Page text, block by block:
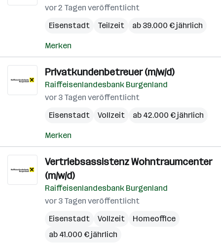
vor 2 Tagen veröffentlicht
Eisenstadt
Teilzeit ab 39.000 € jährlich
Merken
Privatkundenbetreuer (m/w/d)
Raiffeisenlandesbank Burgenland
vor 3 Tagen veröffentlicht
Eisenstadt
Vollzeit ab 42.000 € jährlich
Merken
Vertriebsassistenz Wohntraumcenter
(m/w/d)
Raiffeisenlandesbank Burgenland
vor 3 Tagen veröffentlicht
Eisenstadt
Vollzeit
Homeoffice
ab 41.000 € jährlich